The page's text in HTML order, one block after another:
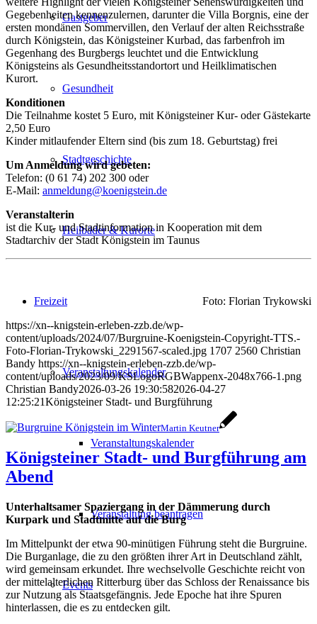
Gastgeber
Gesundheit
Stadtgeschichte
Heilbäder & Kurorte
Freizeit
Veranstaltungskalender
Veranstaltungskalender
Veranstaltung beantragen
Events
Gegebenheiten kennenzulernen, darunter die Villa Borgnis, eine der
ersten mondänen Sommervillen, den Verlauf der alten Reichsstraße
durch Königstein, das Königsteiner Kurbad, das farbenfroh im
Gegenhang des Burgbergs leuchtet und die Entwicklung
Königsteins als Gesundheitsstandortort und Heilklimatischen
Kurort.
Konditionen
Die Teilnahme kostet 5 Euro, mit Königsteiner Kur- oder Gästekarte
2,50 Euro
Kinder mitlaufender Eltern sind (bis zum 18. Geburtstag) frei
Um Anmeldung wird gebeten:
Telefon: (0 61 74) 202 300 oder
E-Mail: anmeldung@koenigstein.de
Veranstalterin
ist die Kur- und Stadtinformation in Kooperation mit dem
Stadtarchiv der Stadt Königstein im Taunus
Foto: Florian Trykowski
https://xn--knigstein-erleben-zzb.de/wp-
content/uploads/2024/07/Burgruine-Koenigstein-Copyright-TTS.-
Foto-Florian-Trykowski_2291567-scaled.jpg 1707 2560 Christian
Bandy https://xn--knigstein-erleben-zzb.de/wp-
content/uploads/2023/09/KSLogoRGBWappenx-2048x766-1.png
Christian Bandy2026-03-26 19:30:582026-04-27
12:25:21Königsteiner Stadt- und Burgführung
Martin Keutner
Königsteiner Stadt- und Burgführung am
Abend
Unterhaltsamer Spaziergang in der Dämmerung durch
Kurpark und Stadtmitte auf die Burg
Im Mittelpunkt der etwa 90-minütigen Führung steht die Burgruine.
Die Burganlage, die zu den größten ihrer Art in Deutschland zählt,
wird gemeinsam erkundet. Ihre wechselvolle Geschichte reicht von
der mittelalterlichen Ritterburg über das Schloss der Renaissance bis
zur Nutzung als Staatsgefängnis. Jede Epoche hat ihre Spuren
hinterlassen, die es zu entdecken gilt.